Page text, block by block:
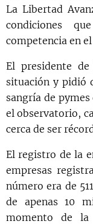
La Libertad
condiciones
competencia en
El presidente
situación y pidió
sangría de
el observatorio,
cerca de ser
El registro de la
empresas
número era de
de apenas 10
momento de la